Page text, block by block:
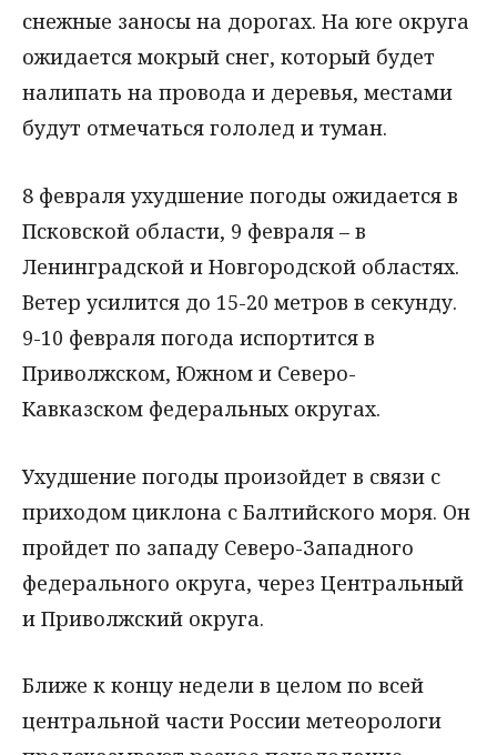
снежные заносы на дорогах. На юге округа
ожидается мокрый снег, который будет
налипать на провода и деревья, местами
будут отмечаться гололед и туман.
8 февраля ухудшение погоды ожидается в
Псковской области, 9 февраля – в
Ленинградской и Новгородской областях.
Ветер усилится до 15-20 метров в секунду.
9-10 февраля погода испортится в
Приволжском, Южном и Северо-
Кавказском федеральных округах.
Ухудшение погоды произойдет в связи с
приходом циклона с Балтийского моря. Он
пройдет по западу Северо-Западного
федерального округа, через Центральный
и Приволжский округа.
Ближе к концу недели в целом по всей
центральной части России метеорологи